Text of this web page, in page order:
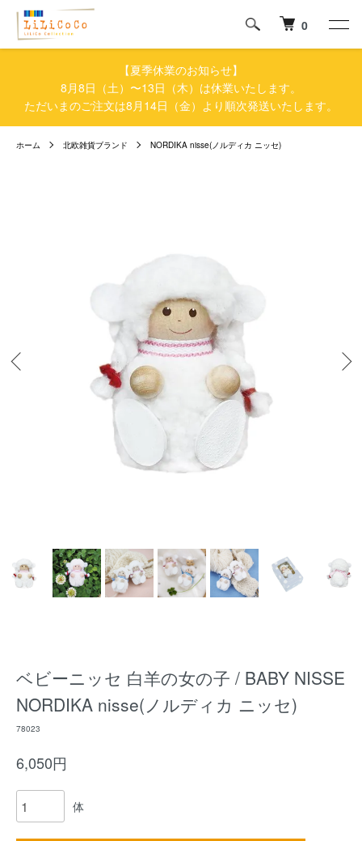
0
【夏季休業のお知らせ】
8月8日（土）〜13日（木）は休業いたします。
ただいまのご注文は8月14日（金）より順次発送いたします。
ホーム 北欧雑貨ブランド NORDIKA nisse(ノルディカ ニッセ)
ベビーニッセ 白羊の女の子 / BABY NISSE
NORDIKA nisse(ノルディカ ニッセ)
78023
6,050円
体